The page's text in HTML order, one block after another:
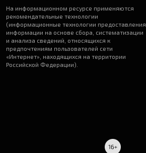
На информационном ресурсе применяются
рекомендательные технологии
(информационные технологии предоставления
информации на основе сбора, систематизации
и анализа сведений, относящихся к
предпочтениям пользователей сети
«Интернет», находящихся на территории
Российской Федерации).